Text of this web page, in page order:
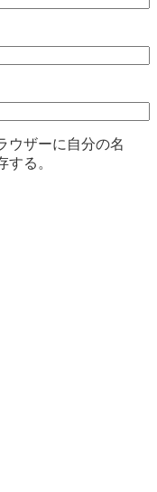
ウザーに自分の名
る。